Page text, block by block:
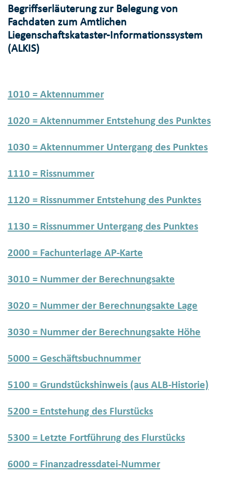
Begriffserläuterung zur Belegung von
Fachdaten zum Amtlichen
Liegenschaftskataster-Informationssystem
(ALKIS)
1010 = Aktennummer
1020 = Aktennummer Entstehung des Punktes
1030 = Aktennummer Untergang des Punktes
1110 = Rissnummer
1120 = Rissnummer Entstehung des Punktes
1130 = Rissnummer Untergang des Punktes
2000 = Fachunterlage AP-Karte
3010 = Nummer der Berechnungsakte
3020 = Nummer der Berechnungsakte Lage
3030 = Nummer der Berechnungsakte Höhe
5000 = Geschäftsbuchnummer
5100 = Grundstückshinweis (aus ALB-Historie)
5200 = Entstehung des Flurstücks
5300 = Letzte Fortführung des Flurstücks
6000 = Finanzadressdatei-Nummer